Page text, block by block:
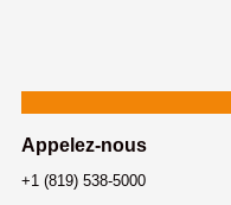
Appelez-nous
+1 (819) 538-5000